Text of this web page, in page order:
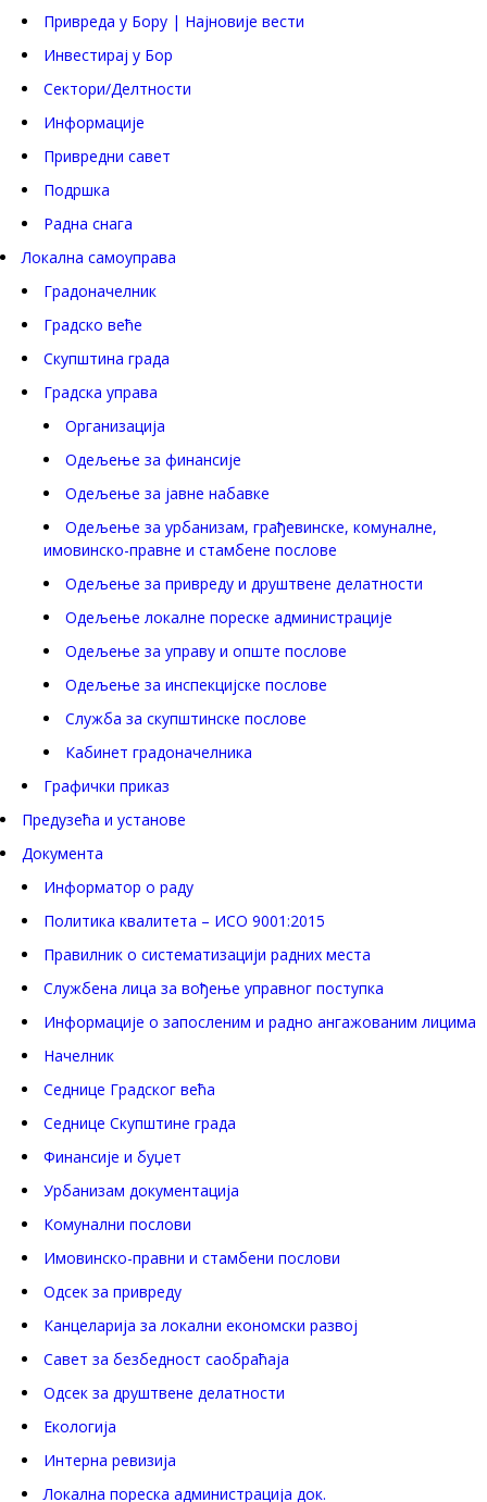
Привреда у Бору | Најновије вести
Инвестирај у Бор
Сектори/Делтности
Информације
Привредни савет
Подршка
Радна снага
Локална самоуправа
Градоначелник
Градско веће
Скупштина града
Градска управа
Организација
Одељење за финансије
Одељење за јавне набавке
Одељење за урбанизам, грађевинске, комуналне,
имовинско-правне и стамбене послове
Одељење за привреду и друштвене делатности
Одељење локалне пореске администрације
Одељење за управу и опште послове
Одељење за инспекцијске послове
Служба за скупштинске послове
Кабинет градоначелника
Графички приказ
Предузећа и установе
Документа
Информатор о раду
Политика квалитета – ИСО 9001:2015
Правилник о систематизацији радних места
Службена лица за вођење управног поступка
Информације о запосленим и радно ангажованим лицима
Начелник
Седнице Градског већа
Седнице Скупштине града
Финансије и буџет
Урбанизам документација
Комунални послови
Имовинско-правни и стамбени послови
Одсек за привреду
Канцеларија за локални економски развој
Савет за безбедност саобраћаја
Одсек за друштвене делатности
Eкологија
Интерна ревизија
Локална пореска администрација док.